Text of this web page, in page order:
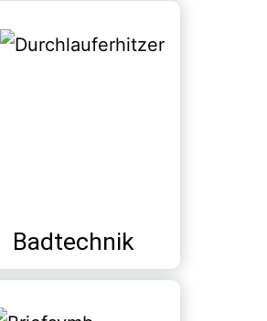
Badtechnik